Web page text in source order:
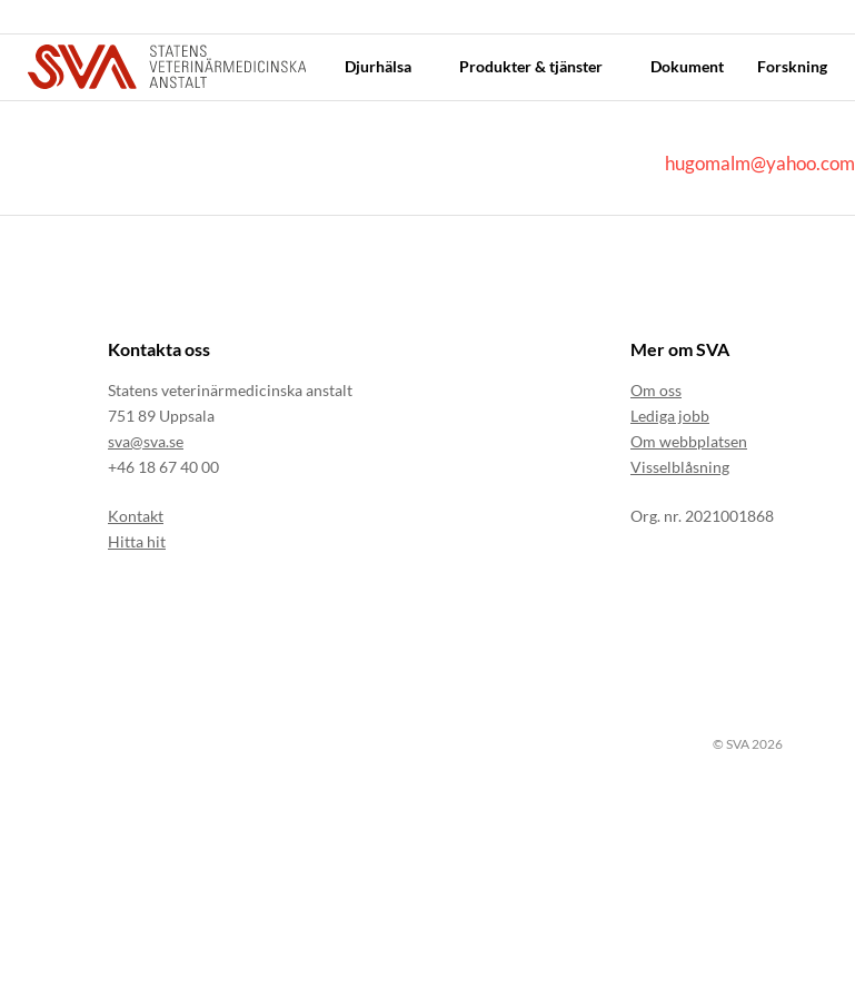
Djurhälsa Produkter & tjänster Dokument Forskning
hugomalm@yahoo.com
Kontakta oss
Statens veterinärmedicinska anstalt
751 89 Uppsala
sva@sva.se
+46 18 67 40 00
Kontakt
Hitta hit
Mer om SVA
Om oss
Lediga jobb
Om webbplatsen
Visselblåsning
Org. nr. 2021001868
© SVA 2026